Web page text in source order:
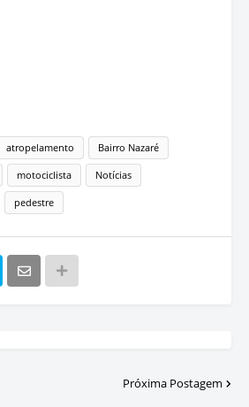
atropelamento Bairro Nazaré
motociclista Notícias
pedestre
Próxima Postagem